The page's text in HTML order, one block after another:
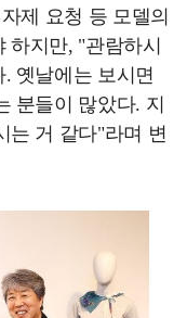
제 요청 등 모델의
하지만, "관람하시
옛날에는 보시면
분들이 많았다. 지
는 거 같다"라며 변